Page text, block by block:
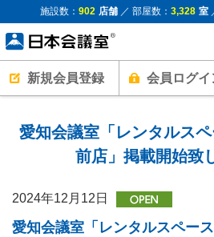
施設数： 902 店舗／ 部屋数： 3,328 室
新規会員登録 会員ログイ
愛知会議室「レンタルス
前店」掲載開始致
2024年12月12日
愛知会議室「レンタルスペー